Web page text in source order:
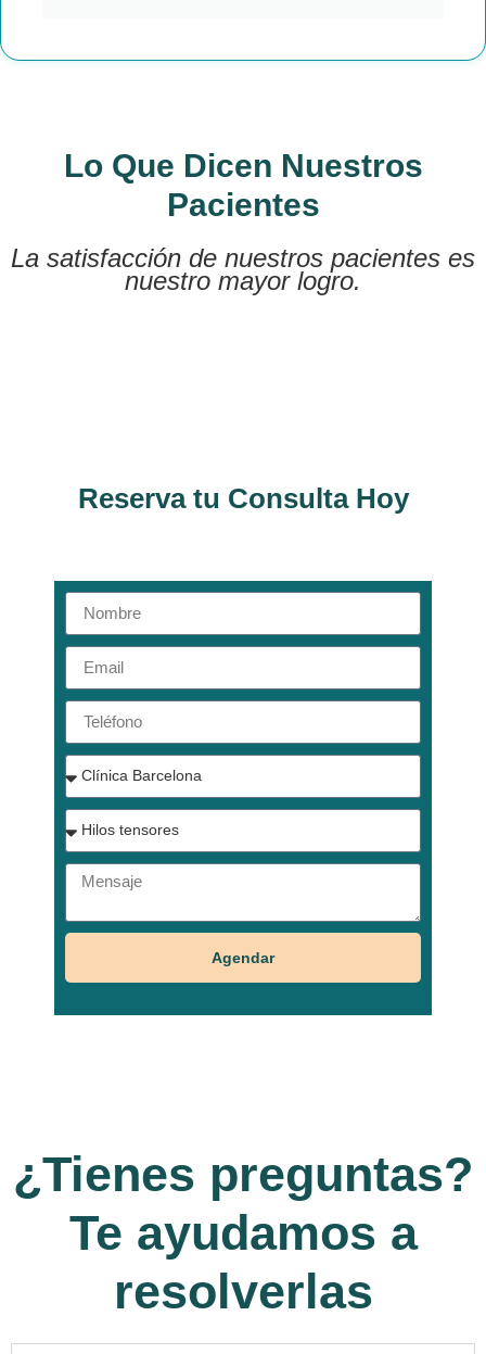
Lo Que Dicen Nuestros
Pacientes
La satisfacción de nuestros pacientes es
nuestro mayor logro.
Reserva tu Consulta Hoy
Agendar
¿Tienes preguntas?
Te ayudamos a
resolverlas